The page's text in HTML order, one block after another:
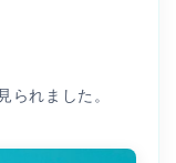
られました。